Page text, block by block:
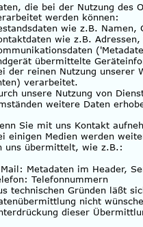
die bei der Nutzung des
werden können:
wie z.B. Namen,
wie z.B.
übermittelte
der reinen Nutzung unserer
verarbeitet.
unsere Nutzung von
weitere Daten
Sie mit uns Kontakt
einigen Medien werden
uns übermittelt, wie z.B.:
Mail: Metadaten im Header,
Telefonnummern
technischen Gründen läßt
nicht
dieser